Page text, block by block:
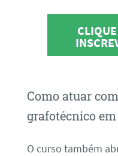
Como atuar
grafotécnico
O curso também